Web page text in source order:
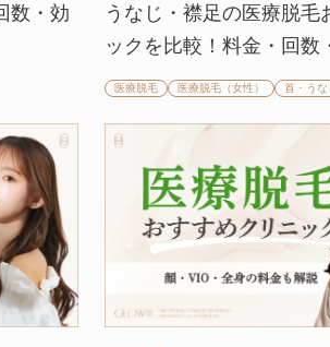
数・効
うなじ・襟足の医療脱毛
ックを比較！料金・回数
医療脱毛 医療脱毛（女性） 首・うな